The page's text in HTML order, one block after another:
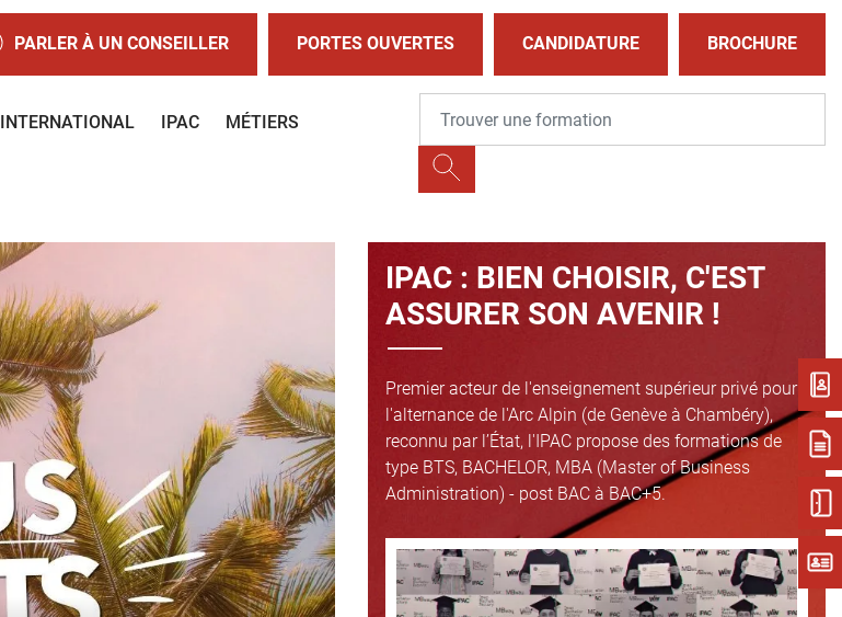
PARLER À UN CONSEILLER PORTES OUVERTES CANDIDATURE BROCHURE
INTERNATIONAL IPAC MÉTIERS
IPAC : BIEN CHOISIR, C'EST
ASSURER SON AVENIR !
Premier acteur de l'enseignement supérieur privé pour
l'alternance de l'Arc Alpin (de Genève à Chambéry),
reconnu par l’État, l'IPAC propose des formations de
type BTS, BACHELOR, MBA (Master of Business
Administration) - post BAC à BAC+5.